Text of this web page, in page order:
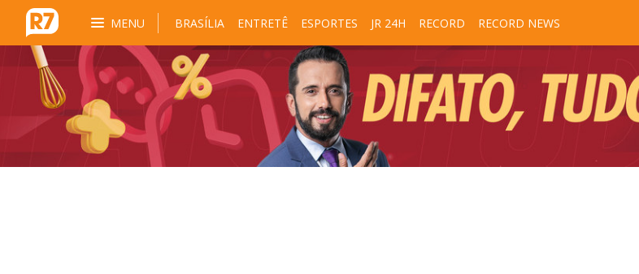
MENU BRASÍLIA ENTRETÊ ESPORTES JR 24H RECORD RECORD NEWS